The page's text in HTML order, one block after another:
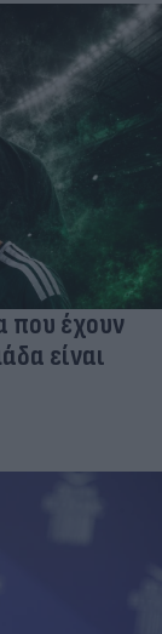
που έχουν
είναι